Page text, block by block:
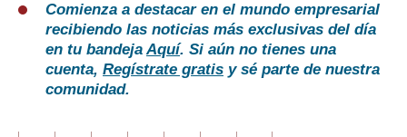
Comienza a destacar en el mundo empresarial
recibiendo las noticias más exclusivas del día
en tu bandejaAquí. Si aún no tienes una
cuenta, Regístrate gratis y sé parte de nuestra
comunidad.